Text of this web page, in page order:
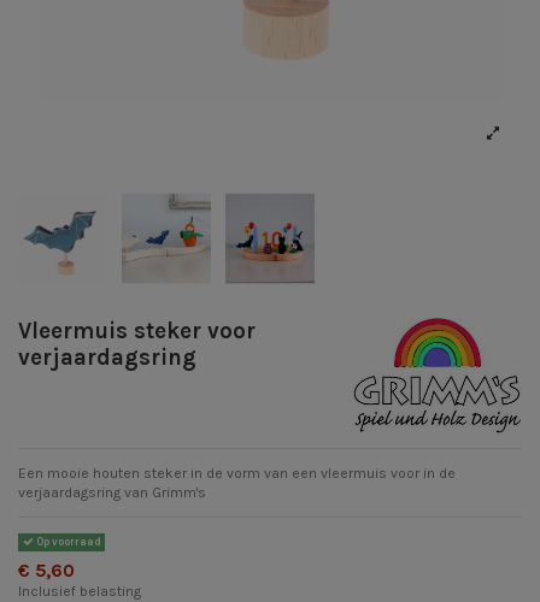
Vleermuis steker voor
verjaardagsring
Een mooie houten steker in de vorm van een vleermuis voor in de
verjaardagsring van Grimm's
Op voorraad
€ 5,60
Inclusief belasting